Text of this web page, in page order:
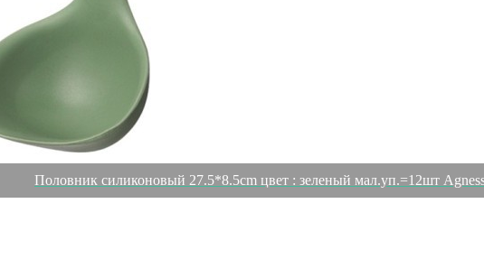
Половник силиконовый 27.5*8.5cm цвет : зеленый мал.уп.=12шт